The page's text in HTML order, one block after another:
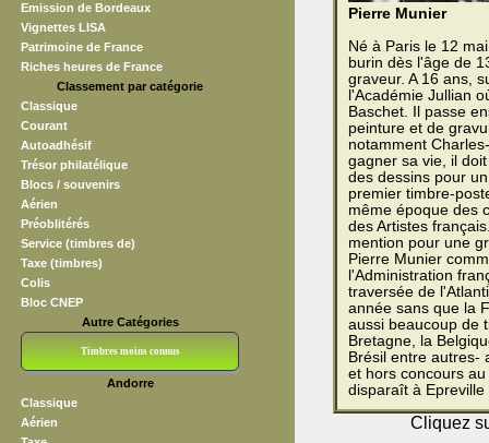
Emission de Bordeaux
Vignettes LISA
Patrimoine de France
Riches heures de France
Classement par catégorie
Classique
Courant
Autoadhésif
Trésor philatélique
Blocs / souvenirs
Aérien
Préoblitérés
Service (timbres de)
Taxe (timbres)
Colis
Bloc CNEP
Autre Catégories
Timbres moins connus
Andorre
Classique
Aérien
Pierre Munier
Né à Paris le 12
burin dès l'âge de
graveur. A 16 ans,
l'Académie Jullian
Baschet. Il passe
peinture et de
notamment
gagner sa vie, il
des dessins pour
premier timbre-
même époque des
des Artistes
mention pour une
Pierre Munier
l'Administration
traversée de
année sans que la
aussi beaucoup de
Bretagne, la
Brésil entre autres-
et hors concours
disparaît à
Cliquez